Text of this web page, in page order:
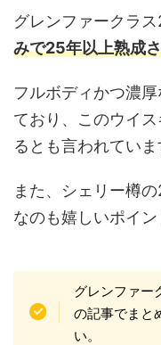
グレンファークラス
みで25年以上熟成
フルボディかつ濃
ており、このウイ
るとも言われていま
また、シェリー樽
なのも嬉しいポイン
グレンファー
の記事でまと
い。